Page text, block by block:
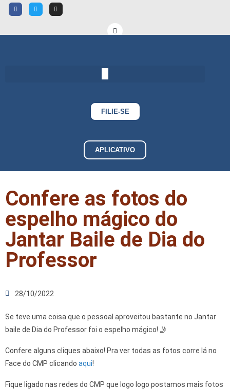
FILIE-SE
APLICATIVO
Confere as fotos do
espelho mágico do
Jantar Baile de Dia do
Professor
28/10/2022
Se teve uma coisa que o pessoal aproveitou bastante no Jantar
baile de Dia do Professor foi o espelho mágico! 🤳
Confere alguns cliques abaixo! Pra ver todas as fotos corre lá no
Face do CMP clicando aqui!
Fique ligado nas redes do CMP que logo logo postamos mais fotos